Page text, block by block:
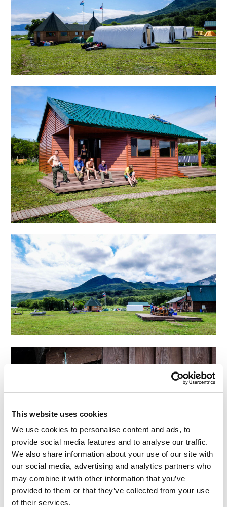
This website uses cookies
We use cookies to personalise content and ads, to
provide social media features and to analyse our traffic.
We also share information about your use of our site with
our social media, advertising and analytics partners who
may combine it with other information that you’ve
provided to them or that they’ve collected from your use
of their services.